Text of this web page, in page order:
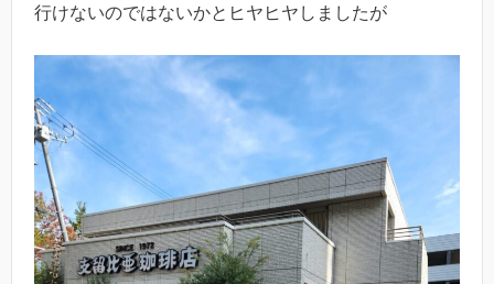
行けないのではないかとヒヤヒヤしましたが